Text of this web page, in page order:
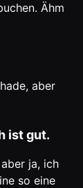
Ähm
aber
ist gut.
ja, ich
so eine